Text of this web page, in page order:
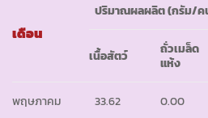
เดือน
ปริมาณผลผลิต(กรัม/ค
เนื้อสัตว์
ถั่วเมล็ด
แห้ง
พฤษภาคม 33.62 0.00